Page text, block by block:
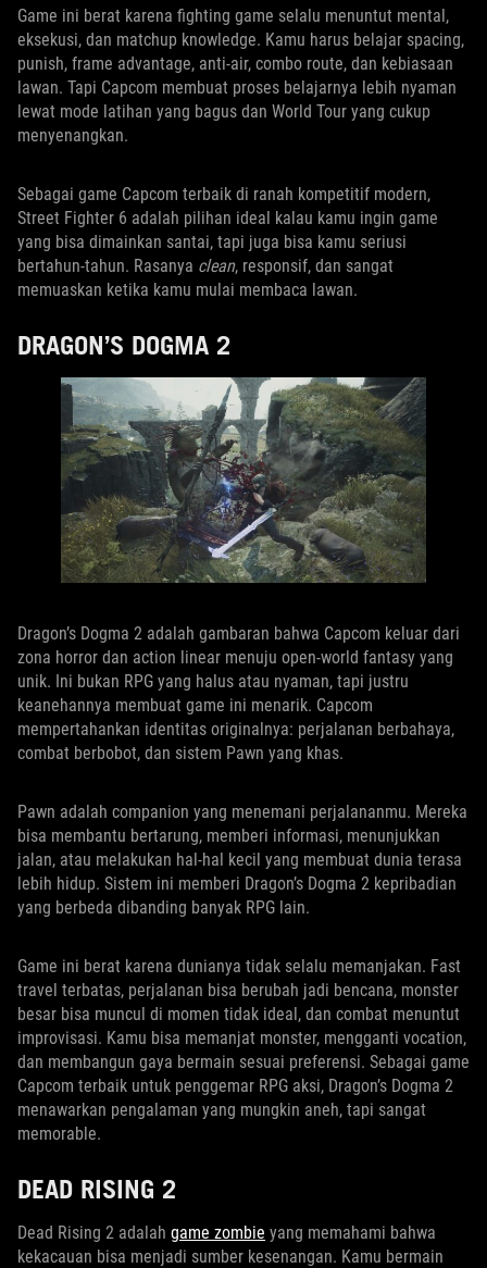
Game ini berat karena fighting game selalu menuntut mental,
eksekusi, dan matchup knowledge. Kamu harus belajar spacing,
punish, frame advantage, anti-air, combo route, dan kebiasaan
lawan. Tapi Capcom membuat proses belajarnya lebih nyaman
lewat mode latihan yang bagus dan World Tour yang cukup
menyenangkan.
Sebagai game Capcom terbaik di ranah kompetitif modern,
Street Fighter 6 adalah pilihan ideal kalau kamu ingin game
yang bisa dimainkan santai, tapi juga bisa kamu seriusi
bertahun-tahun. Rasanya clean, responsif, dan sangat
memuaskan ketika kamu mulai membaca lawan.
DRAGON’S DOGMA 2
Dragon’s Dogma 2 adalah gambaran bahwa Capcom keluar dari
zona horror dan action linear menuju open-world fantasy yang
unik. Ini bukan RPG yang halus atau nyaman, tapi justru
keanehannya membuat game ini menarik. Capcom
mempertahankan identitas originalnya: perjalanan berbahaya,
combat berbobot, dan sistem Pawn yang khas.
Pawn adalah companion yang menemani perjalananmu. Mereka
bisa membantu bertarung, memberi informasi, menunjukkan
jalan, atau melakukan hal-hal kecil yang membuat dunia terasa
lebih hidup. Sistem ini memberi Dragon’s Dogma 2 kepribadian
yang berbeda dibanding banyak RPG lain.
Game ini berat karena dunianya tidak selalu memanjakan. Fast
travel terbatas, perjalanan bisa berubah jadi bencana, monster
besar bisa muncul di momen tidak ideal, dan combat menuntut
improvisasi. Kamu bisa memanjat monster, mengganti vocation,
dan membangun gaya bermain sesuai preferensi. Sebagai game
Capcom terbaik untuk penggemar RPG aksi, Dragon’s Dogma 2
menawarkan pengalaman yang mungkin aneh, tapi sangat
memorable.
DEAD RISING 2
Dead Rising 2 adalah game zombie yang memahami bahwa
kekacauan bisa menjadi sumber kesenangan. Kamu bermain